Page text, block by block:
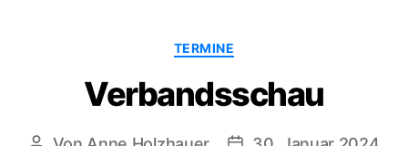
TERMINE
Verbandsschau